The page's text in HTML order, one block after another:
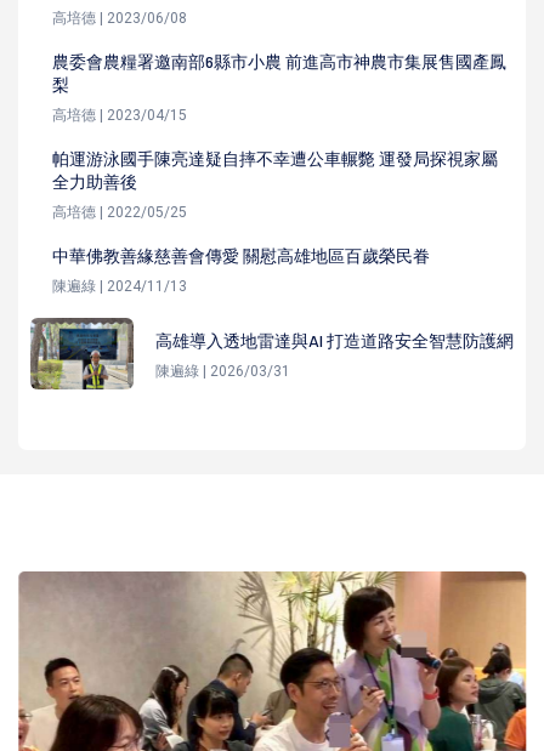
高培德 | 2023/06/08
農委會農糧署邀南部6縣市小農 前進高市神農市集展售國產鳳
梨
高培德 | 2023/04/15
帕運游泳國手陳亮達疑自摔不幸遭公車輾斃 運發局探視家屬
全力助善後
高培德 | 2022/05/25
中華佛教善緣慈善會傳愛 關慰高雄地區百歲榮民眷
陳遍綠 | 2024/11/13
高雄導入透地雷達與AI 打造道路安全智慧防護網
陳遍綠 | 2026/03/31